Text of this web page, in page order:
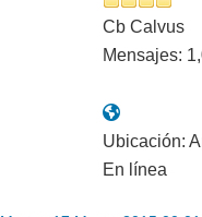
Cb Calvus
Mensajes:
Ubicación:
En línea